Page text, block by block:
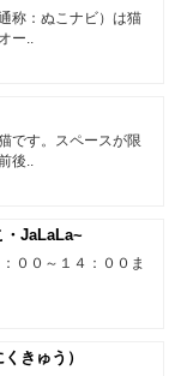
称：ぬこナビ）は猫
ー..
です。スペースが限
後..
・JaLaLa~
００～１４：００ま
きゅう）